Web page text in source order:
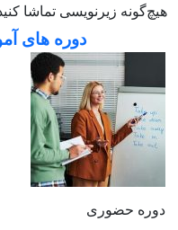
هیچ‌گونه زیرنویسی تماشا
دوره های
دوره حضوری